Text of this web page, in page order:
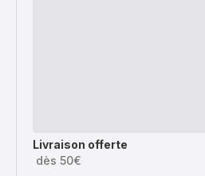
Livraison offerte
dès 50€